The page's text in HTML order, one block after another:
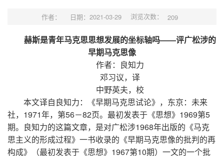
作者： 日期：2021-03-29 浏览次数： 209
赫斯是青年马克思思想发展的坐标轴吗——评广松涉的
早期马克思像
作者：良知力
邓习议，译
中野英夫，校
本文译自良知力：《早期马克思试论》，东京：未来
社，1971年，第56－82页。最初发表于《思想》1969第5
期。良知力的这篇文章，是对广松涉1968年出版的《马克
思主义的形成过程》一书收录的《早期马克思像的批判的再
构成》（最初发表于《思想》1967第10期）一文的一个批